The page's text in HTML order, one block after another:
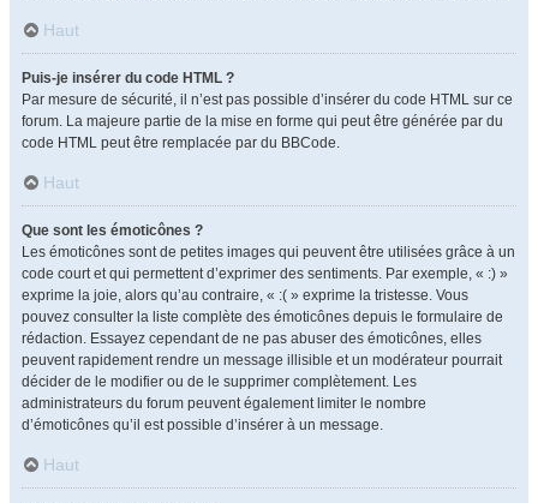
Haut
Puis-je insérer du code HTML ?
Par mesure de sécurité, il n’est pas possible d’insérer du code HTML sur ce
forum. La majeure partie de la mise en forme qui peut être générée par du
code HTML peut être remplacée par du BBCode.
Haut
Que sont les émoticônes ?
Les émoticônes sont de petites images qui peuvent être utilisées grâce à un
code court et qui permettent d’exprimer des sentiments. Par exemple, « :) »
exprime la joie, alors qu’au contraire, « :( » exprime la tristesse. Vous
pouvez consulter la liste complète des émoticônes depuis le formulaire de
rédaction. Essayez cependant de ne pas abuser des émoticônes, elles
peuvent rapidement rendre un message illisible et un modérateur pourrait
décider de le modifier ou de le supprimer complètement. Les
administrateurs du forum peuvent également limiter le nombre
d’émoticônes qu’il est possible d’insérer à un message.
Haut